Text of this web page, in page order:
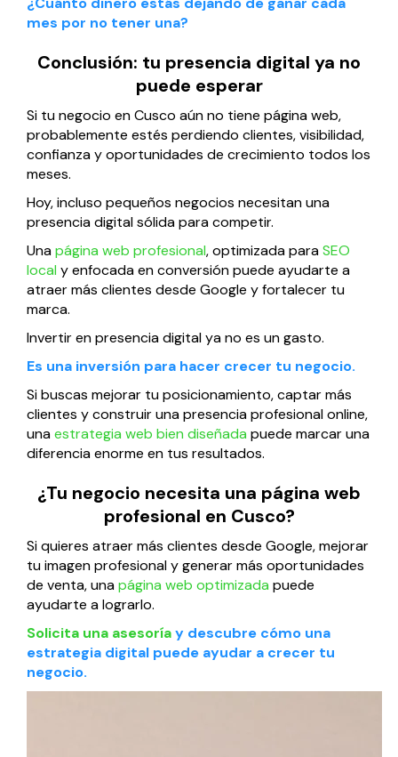
mes por no tener una?
Conclusión: tu presencia digital ya no
puede esperar
Si tu negocio en Cusco aún no tiene página web,
probablemente estés perdiendo clientes, visibilidad,
confianza y oportunidades de crecimiento todos los
meses.
Hoy, incluso pequeños negocios necesitan una
presencia digital sólida para competir.
Unapágina web profesional, optimizada paraSEO
local y enfocada en conversión puede ayudarte a
atraer más clientes desde Google y fortalecer tu
marca.
Invertir en presencia digital ya no es un gasto.
Es una inversión para hacer crecer tu negocio.
Si buscas mejorar tu posicionamiento, captar más
clientes y construir una presencia profesional online,
unaestrategia web bien diseñada puede marcar una
diferencia enorme en tus resultados.
¿Tu negocio necesita una página web
profesional en Cusco?
Si quieres atraer más clientes desde Google, mejorar
tu imagen profesional y generar más oportunidades
de venta, unapágina web optimizada puede
ayudarte a lograrlo.
Solicita una asesoríay descubre cómo una
estrategia digital puede ayudar a crecer tu
negocio.